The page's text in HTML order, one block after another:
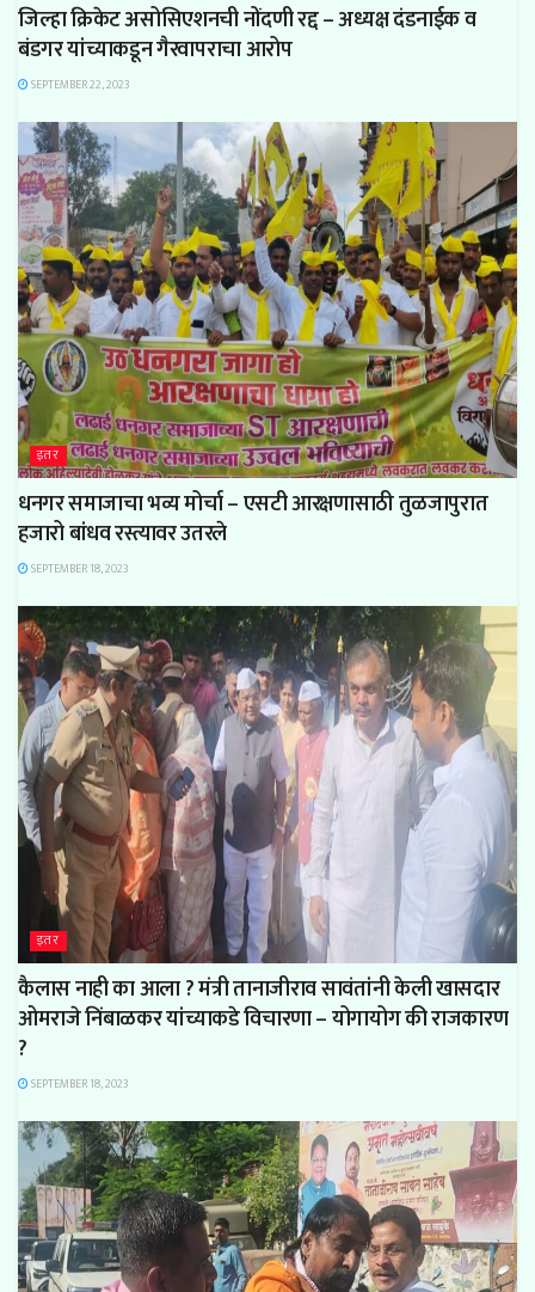
जिल्हा क्रिकेट असोसिएशनची नोंदणी रद्द – अध्यक्ष दंडनाईक व
बंडगर यांच्याकडून गैरवापराचा आरोप
SEPTEMBER 22, 2023
इतर
धनगर समाजाचा भव्य मोर्चा – एसटी आरक्षणासाठी तुळजापुरात
हजारो बांधव रस्त्यावर उतरले
SEPTEMBER 18, 2023
इतर
कैलास नाही का आला ? मंत्री तानाजीराव सावंतांनी केली खासदार
ओमराजे निंबाळकर यांच्याकडे विचारणा – योगायोग की राजकारण
?
SEPTEMBER 18, 2023